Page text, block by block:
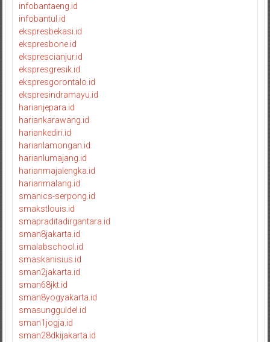
infobantaeng.id
infobantul.id
ekspresbekasi.id
ekspresbone.id
eksprescianjur.id
ekspresgresik.id
ekspresgorontalo.id
ekspresindramayu.id
harianjepara.id
hariankarawang.id
hariankediri.id
harianlamongan.id
harianlumajang.id
harianmajalengka.id
harianmalang.id
smanics-serpong.id
smakstlouis.id
smapraditadirgantara.id
sman8jakarta.id
smalabschool.id
smaskanisius.id
sman2jakarta.id
sman68jkt.id
sman8yogyakarta.id
smasungguldel.id
sman1jogja.id
sman28dkijakarta.id